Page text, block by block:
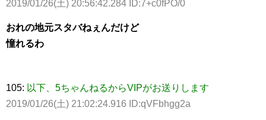
2019/01/26(土) 20:56:42.284 ID:7+c0fPO/0
おれの地元スタバねぇんだけど
憧れるわ
105: 以下、5ちゃんねるからVIPがお送りします
2019/01/26(土) 21:02:24.916 ID:qVFbhgg2a